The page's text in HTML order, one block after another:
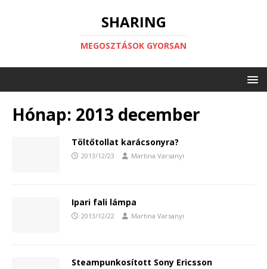
SHARING
MEGOSZTÁSOK GYORSAN
Hónap: 2013 december
Töltőtollat karácsonyra?
2013/12/23 Martina Varsanyi
Ipari fali lámpa
2013/12/22 Martina Varsanyi
Steampunkosított Sony Ericsson